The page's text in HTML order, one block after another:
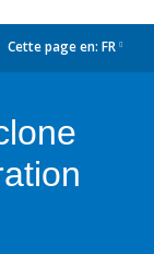
Cette page en: FR